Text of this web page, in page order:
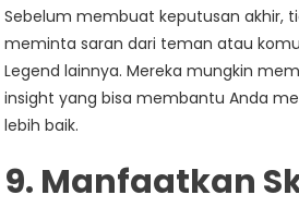
Sebelum membuat keputusan akhir,
meminta saran dari teman atau
Legend lainnya. Mereka mungkin
insight yang bisa membantu Anda
lebih baik.
9. Manfaatkan